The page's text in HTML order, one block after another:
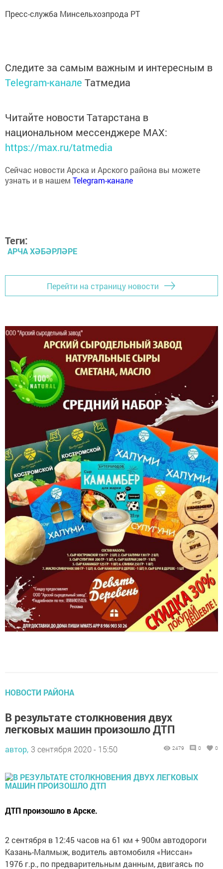
Пресс-служба Минсельхозпрода РТ
Следите за самым важным и интересным в
Telegram-канале Татмедиа
Читайте новости Татарстана в
национальном мессенджере MАХ:
https://max.ru/tatmedia
Сейчас новости Арска и Арского района вы можете
узнать и в нашемTelegram-канале
Теги:
АРЧА ХӘБӘРЛӘРЕ
Перейти на страницу новости
НОВОСТИ РАЙОНА
В результате столкновения двух
легковых машин произошло ДТП
Казань-Малмыж, водитель автомобиля «Ниссан»
1976 г.р., по предварительным данным, двигаясь по